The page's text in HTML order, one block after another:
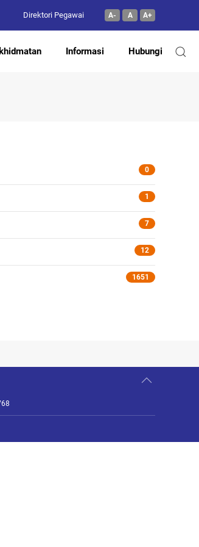
Direktori Pegawai A- A A+
Informasi Hubungi
0
1
7
12
1651